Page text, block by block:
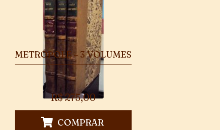
METRÓPOLE – 3 VOLUMES
R$275,00
COMPRAR